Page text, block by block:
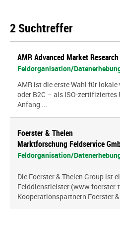
2 Suchtreffer
AMR Advanced Market
Feldorganisation/
AMR ist die erste Wahl für
oder B2C – als ISO-
Anfang ...
Foerster & Thelen
Marktforschung Feldservice
Feldorganisation/
Die Foerster & Thelen Group ist
Felddienstleister
Kooperationspartnern Foerster